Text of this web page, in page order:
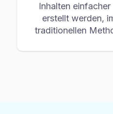
Inhalten
erstellt werden,
traditionellen